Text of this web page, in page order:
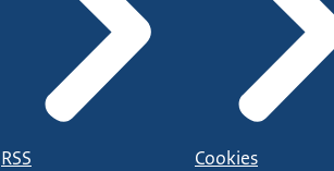
RSS Cookies